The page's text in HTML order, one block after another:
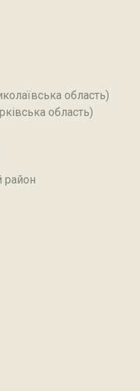
область)
область)
район